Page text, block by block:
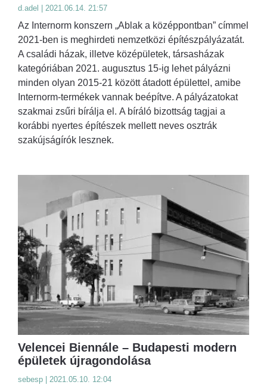
d.adel | 2021.06.14. 21:57
Az Internorm konszern „Ablak a középpontban” címmel
2021-ben is meghirdeti nemzetközi építészpályázatát.
A családi házak, illetve középületek, társasházak
kategóriában 2021. augusztus 15-ig lehet pályázni
minden olyan 2015-21 között átadott épülettel, amibe
Internorm-termékek vannak beépítve. A pályázatokat
szakmai zsűri bírálja el. A bíráló bizottság tagjai a
korábbi nyertes építészek mellett neves osztrák
szakújságírók lesznek.
Velencei Biennále – Budapesti modern
épületek újragondolása
sebesp | 2021.05.10. 12:04